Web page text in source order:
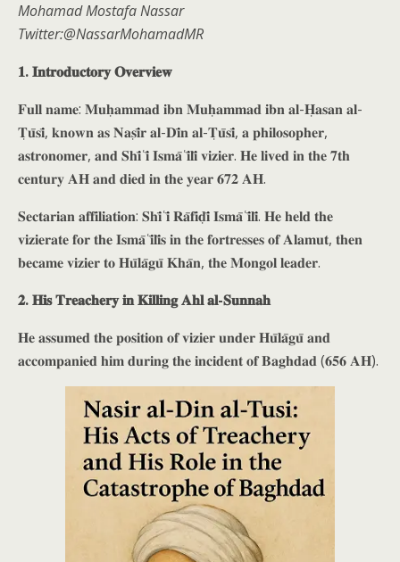
Mohamad Mostafa Nassar
Twitter:@NassarMohamadMR
𝟏. 𝐈𝐧𝐭𝐫𝐨𝐝𝐮𝐜𝐭𝐨𝐫𝐲 𝐎𝐯𝐞𝐫𝐯𝐢𝐞𝐰
𝐅𝐮𝐥𝐥 𝐧𝐚𝐦𝐞: 𝐌𝐮𝐡̣𝐚𝐦𝐦𝐚𝐝 𝐢𝐛𝐧 𝐌𝐮𝐡̣𝐚𝐦𝐦𝐚𝐝 𝐢𝐛𝐧 𝐚𝐥-𝐇̣𝐚𝐬𝐚𝐧 𝐚𝐥-
𝐓̣𝐮̄𝐬𝐢̄, 𝐤𝐧𝐨𝐰𝐧 𝐚𝐬 𝐍𝐚𝐬̣𝐢̄𝐫 𝐚𝐥-𝐃𝐢̄𝐧 𝐚𝐥-𝐓̣𝐮̄𝐬𝐢̄, 𝐚 𝐩𝐡𝐢𝐥𝐨𝐬𝐨𝐩𝐡𝐞𝐫,
𝐚𝐬𝐭𝐫𝐨𝐧𝐨𝐦𝐞𝐫, 𝐚𝐧𝐝 𝐒𝐡𝐢̄ʿ𝐢̄ 𝐈𝐬𝐦𝐚̄ʿ𝐢̄𝐥𝐢̄ 𝐯𝐢𝐳𝐢𝐞𝐫. 𝐇𝐞 𝐥𝐢𝐯𝐞𝐝 𝐢𝐧 𝐭𝐡𝐞 𝟕𝐭𝐡
𝐜𝐞𝐧𝐭𝐮𝐫𝐲 𝐀𝐇 𝐚𝐧𝐝 𝐝𝐢𝐞𝐝 𝐢𝐧 𝐭𝐡𝐞 𝐲𝐞𝐚𝐫 𝟔𝟕𝟐 𝐀𝐇.
𝐒𝐞𝐜𝐭𝐚𝐫𝐢𝐚𝐧 𝐚𝐟𝐟𝐢𝐥𝐢𝐚𝐭𝐢𝐨𝐧: 𝐒𝐡𝐢̄ʿ𝐢̄ 𝐑𝐚̄𝐟𝐢𝐝̣𝐢̄ 𝐈𝐬𝐦𝐚̄ʿ𝐢̄𝐥𝐢̄. 𝐇𝐞 𝐡𝐞𝐥𝐝 𝐭𝐡𝐞
𝐯𝐢𝐳𝐢𝐞𝐫𝐚𝐭𝐞 𝐟𝐨𝐫 𝐭𝐡𝐞 𝐈𝐬𝐦𝐚̄ʿ𝐢̄𝐥𝐢̄𝐬 𝐢𝐧 𝐭𝐡𝐞 𝐟𝐨𝐫𝐭𝐫𝐞𝐬𝐬𝐞𝐬 𝐨𝐟 𝐀𝐥𝐚𝐦𝐮𝐭, 𝐭𝐡𝐞𝐧
𝐛𝐞𝐜𝐚𝐦𝐞 𝐯𝐢𝐳𝐢𝐞𝐫 𝐭𝐨 𝐇𝐮̄𝐥𝐚̄𝐠𝐮̄ 𝐊𝐡𝐚̄𝐧, 𝐭𝐡𝐞 𝐌𝐨𝐧𝐠𝐨𝐥 𝐥𝐞𝐚𝐝𝐞𝐫.
𝟐. 𝐇𝐢𝐬 𝐓𝐫𝐞𝐚𝐜𝐡𝐞𝐫𝐲 𝐢𝐧 𝐊𝐢𝐥𝐥𝐢𝐧𝐠 𝐀𝐡𝐥 𝐚𝐥-𝐒𝐮𝐧𝐧𝐚𝐡
𝐇𝐞 𝐚𝐬𝐬𝐮𝐦𝐞𝐝 𝐭𝐡𝐞 𝐩𝐨𝐬𝐢𝐭𝐢𝐨𝐧 𝐨𝐟 𝐯𝐢𝐳𝐢𝐞𝐫 𝐮𝐧𝐝𝐞𝐫 𝐇𝐮̄𝐥𝐚̄𝐠𝐮̄ 𝐚𝐧𝐝
𝐚𝐜𝐜𝐨𝐦𝐩𝐚𝐧𝐢𝐞𝐝 𝐡𝐢𝐦 𝐝𝐮𝐫𝐢𝐧𝐠 𝐭𝐡𝐞 𝐢𝐧𝐜𝐢𝐝𝐞𝐧𝐭 𝐨𝐟 𝐁𝐚𝐠𝐡𝐝𝐚𝐝 (𝟔𝟓𝟔 𝐀𝐇).